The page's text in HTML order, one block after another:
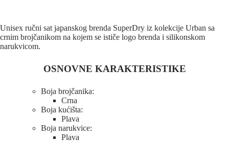
Unisex ručni sat japanskog brenda SuperDry iz kolekcije Urban sa
crnim brojčanikom na kojem se ističe logo brenda i silikonskom
narukvicom.
OSNOVNE KARAKTERISTIKE
Boja brojčanika:
Crna
Boja kućišta:
Plava
Boja narukvice:
Plava